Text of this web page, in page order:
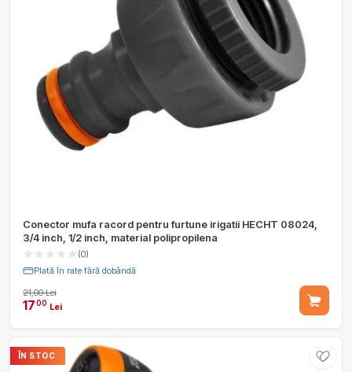
Conector mufa racord pentru furtune irigatii HECHT 08024,
3/4 inch, 1/2 inch, material polipropilena
(0)
Plată în rate fără dobândă
21,00 Lei
1700 Lei
ÎN STOC